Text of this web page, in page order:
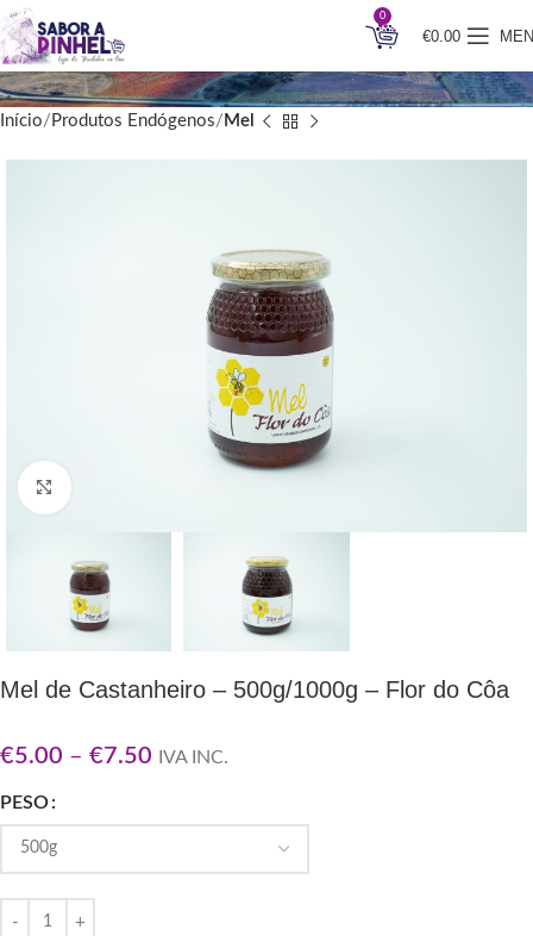
0
€0.00
Início Produtos Endógenos Mel
Mel de Castanheiro – 500g/1000g – Flor do Côa
€5.00 – €7.50 IVA INC.
PESO